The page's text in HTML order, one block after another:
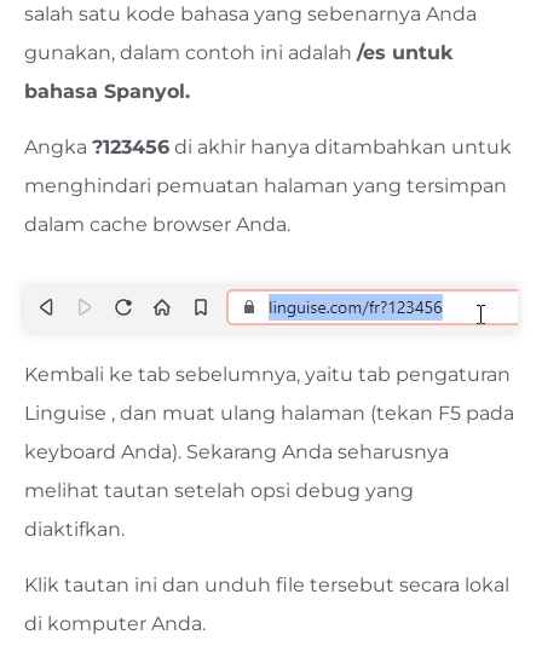
salah satu kode bahasa yang sebenarnya Anda
gunakan, dalam contoh ini adalah /es untuk
bahasa Spanyol.
Angka ?123456 di akhir hanya ditambahkan untuk
menghindari pemuatan halaman yang tersimpan
dalam cache browser Anda.
Kembali ke tab sebelumnya, yaitu tab pengaturan
Linguise , dan muat ulang halaman (tekan F5 pada
keyboard Anda). Sekarang Anda seharusnya
melihat tautan setelah opsi debug yang
diaktifkan.
Klik tautan ini dan unduh file tersebut secara lokal
di komputer Anda.